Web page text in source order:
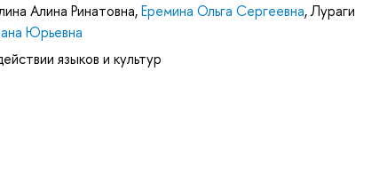
Алина Ринатовна,Еремина Ольга Сергеевна,Лураги
Юрьевна
языков и культур